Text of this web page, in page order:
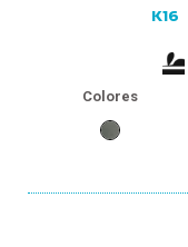
K16
Colores